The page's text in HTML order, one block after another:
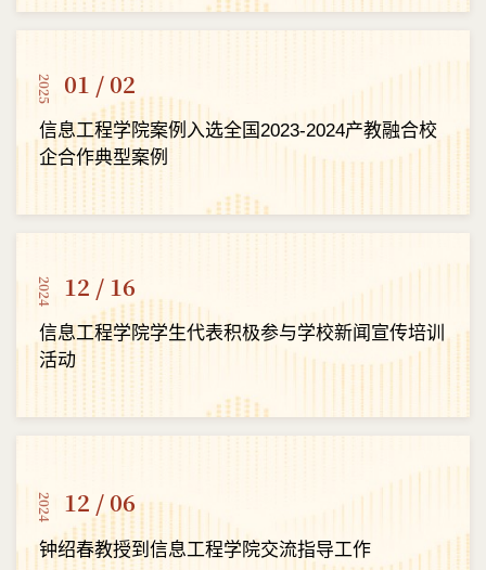
2025 01 / 02
信息工程学院案例入选全国2023-2024产教融合校
企合作典型案例
2024 12 / 16
信息工程学院学生代表积极参与学校新闻宣传培训
活动
2024 12 / 06
钟绍春教授到信息工程学院交流指导工作